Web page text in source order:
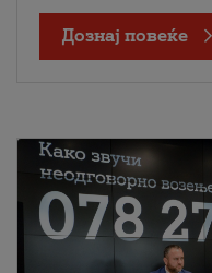
Дознај повеќе